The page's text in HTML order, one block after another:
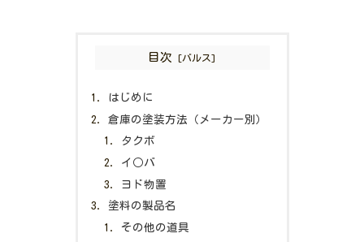
目次
はじめに
倉庫の塗装方法（メーカー別）
タクボ
イ○バ
ヨド物置
塗料の製品名
その他の道具